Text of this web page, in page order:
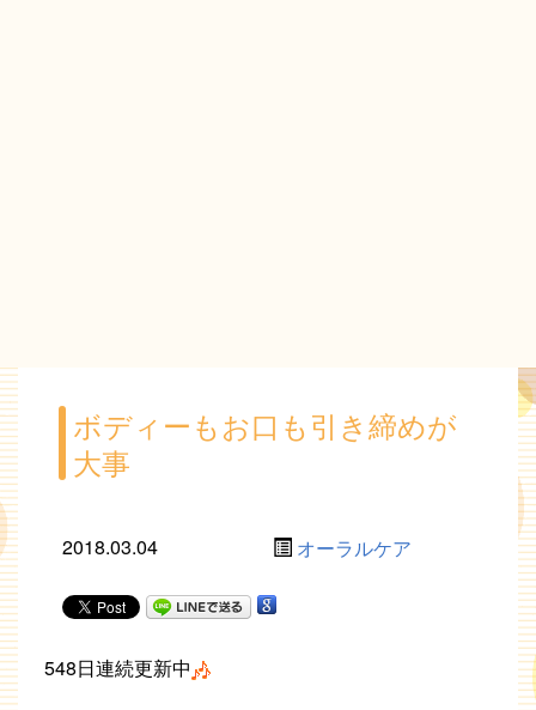
ボディーもお口も引き締めが
大事
2018.03.04 オーラルケア
548日連続更新中